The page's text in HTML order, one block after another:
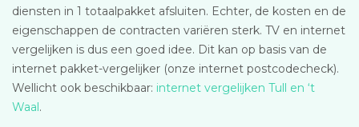
diensten in 1 totaalpakket afsluiten. Echter, de kosten en de
eigenschappen de contracten variëren sterk. TV en internet
vergelijken is dus een goed idee. Dit kan op basis van de
internet pakket-vergelijker (onze internet postcodecheck).
Wellicht ook beschikbaar: internet vergelijken Tull en ‘t
Waal.